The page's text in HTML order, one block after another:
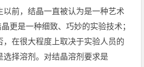
以前，结晶一直被认为是一种艺术
更是一种细致、巧妙的实验技术；
，在很大程度上取决于实验人员的
选择溶剂。对结晶溶剂要求是